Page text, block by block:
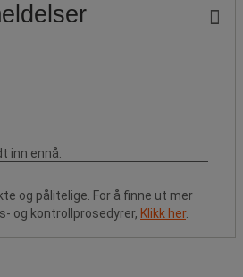
og pålitelige. For å finne ut mer
og kontrollprosedyrer, Klikk her.